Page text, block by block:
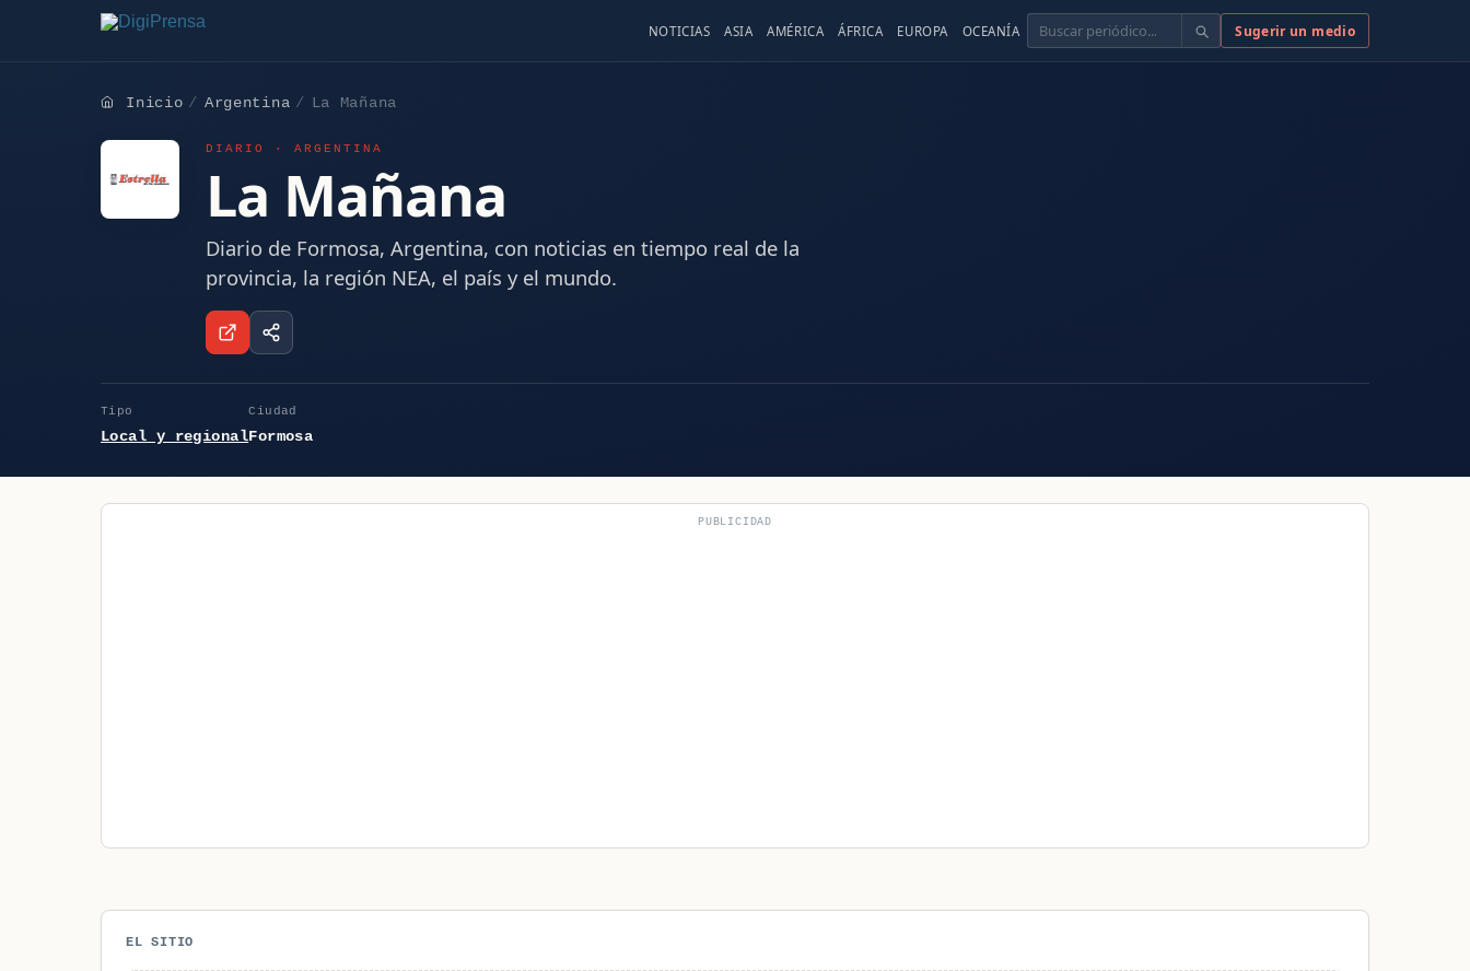
NOTICIAS ASIA AMÉRICA ÁFRICA EUROPA OCEANÍA Buscar Sugerir un medio
Inicio Argentina La Mañana
DIARIO · ARGENTINA
La Mañana
Diario de Formosa, Argentina, con noticias en tiempo real de la
provincia, la región NEA, el país y el mundo.
Tipo
Local y regional
Ciudad
Formosa
PUBLICIDAD
EL SITIO